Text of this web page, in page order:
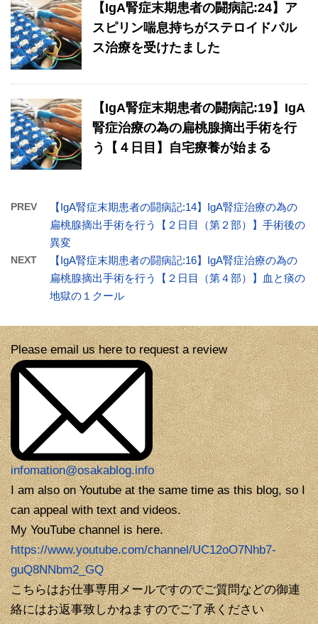
【IgA腎症末期患者の闘病記:24】ア
スピリン喘息持ちがステロイドパル
ス治療を受けたました
【IgA腎症末期患者の闘病記:19】IgA
腎症治療の為の扁桃腺摘出手術を行
う【４日目】自宅療養が始まる
PREV
【IgA腎症末期患者の闘病記:14】IgA腎症治療の為の
扁桃腺摘出手術を行う【２日目（第２部）】手術後の
異変
NEXT
【IgA腎症末期患者の闘病記:16】IgA腎症治療の為の
扁桃腺摘出手術を行う【２日目（第４部）】血と痰の
地獄の１クール
Please email us here to request a review
infomation@osakablog.info
I am also on Youtube at the same time as this blog, so I
can appeal with text and videos.
My YouTube channel is here.
https://www.youtube.com/channel/UC12oO7Nhb7-
guQ8NNbm2_GQ
こちらはお仕事専用メールですのでご質問などの御連
絡にはお返事致しかねますのでご了承ください